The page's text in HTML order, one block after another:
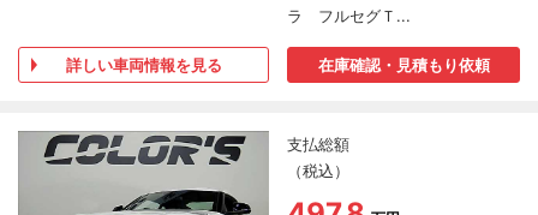
ラ フルセグＴ...
詳しい車両情報を見る 在庫確認・見積もり依頼
支払総額
（税込）